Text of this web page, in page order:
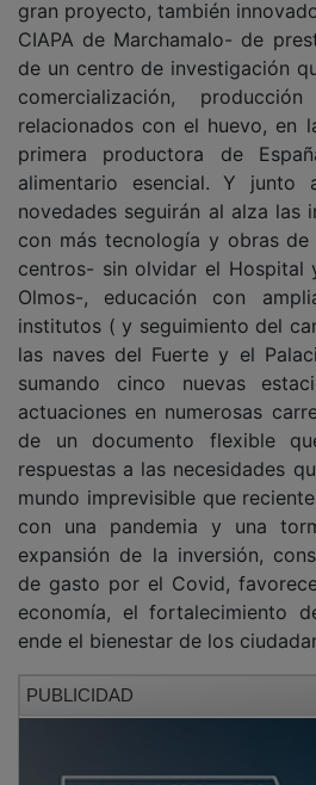
CIAPA de Marchamalo- de
de un centro de investigación
comercialización,
relacionados con el huevo, en
primera productora de
alimentario esencial. Y junto
novedades seguirán al alza las
con más tecnología y obras de
centros- sin olvidar el Hospital
Olmos-, educación con
institutos ( y seguimiento del
las naves del Fuerte y el
sumando cinco nuevas
actuaciones en numerosas
de un documento flexible
respuestas a las necesidades
mundo imprevisible que
con una pandemia y una
expansión de la inversión,
de gasto por el Covid,
economía, el fortalecimiento
ende el bienestar de los